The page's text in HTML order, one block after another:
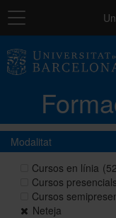
Navegació
Catàleg
Modalitat
Cursos en línia
Cursos presencials
Cursos
Neteja